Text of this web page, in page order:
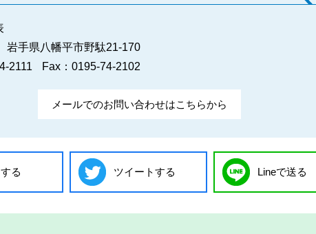
岩手県八幡平市野駄21-170
2111
Fax：0195-74-2102
メールでのお問い合わせはこちらから
る ツイートする Lineで送る